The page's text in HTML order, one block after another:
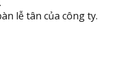
lễ tân của công ty.